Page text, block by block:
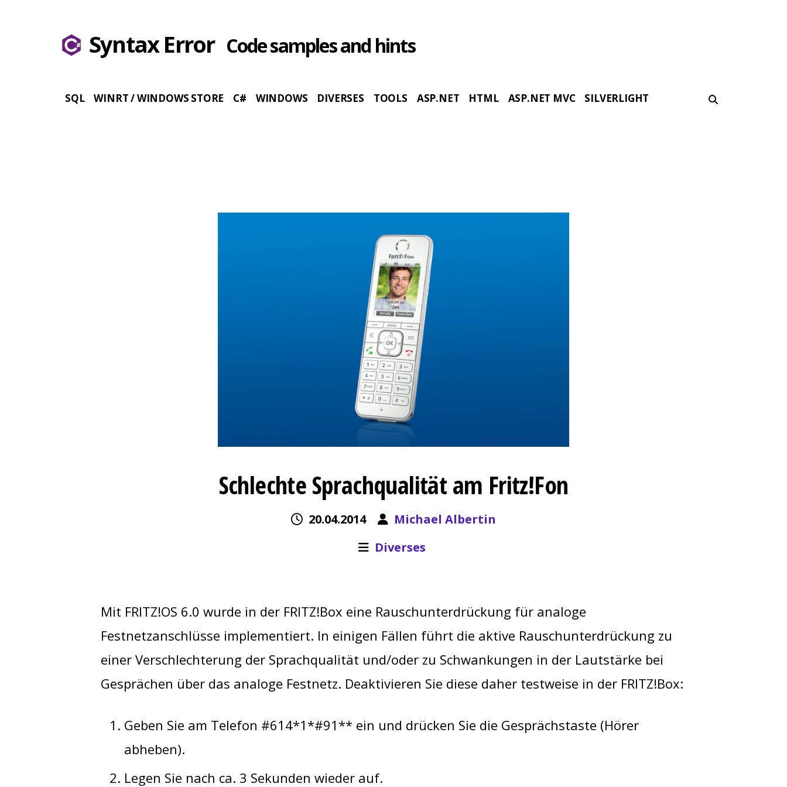
Syntax Error Code samples and hints
SQL WINRT / WINDOWS STORE C# WINDOWS DIVERSES TOOLS ASP.NET HTML ASP.NET MVC SILVERLIGHT
Schlechte Sprachqualität am Fritz!Fon
Michael Albertin
Diverses
Schlechte Sprachqualität am Fritz!Fon
20.04.2014
Michael Albertin
Diverses
Mit FRITZ!OS 6.0 wurde in der FRITZ!Box eine Rauschunterdrückung für analoge
Festnetzanschlüsse implementiert. In einigen Fällen führt die aktive Rauschunterdrückung zu
einer Verschlechterung der Sprachqualität und/oder zu Schwankungen in der Lautstärke bei
Gesprächen über das analoge Festnetz. Deaktivieren Sie diese daher testweise in der FRITZ!Box:
Geben Sie am Telefon #614*1*#91** ein und drücken Sie die Gesprächstaste (Hörer
abheben).
Legen Sie nach ca. 3 Sekunden wieder auf.